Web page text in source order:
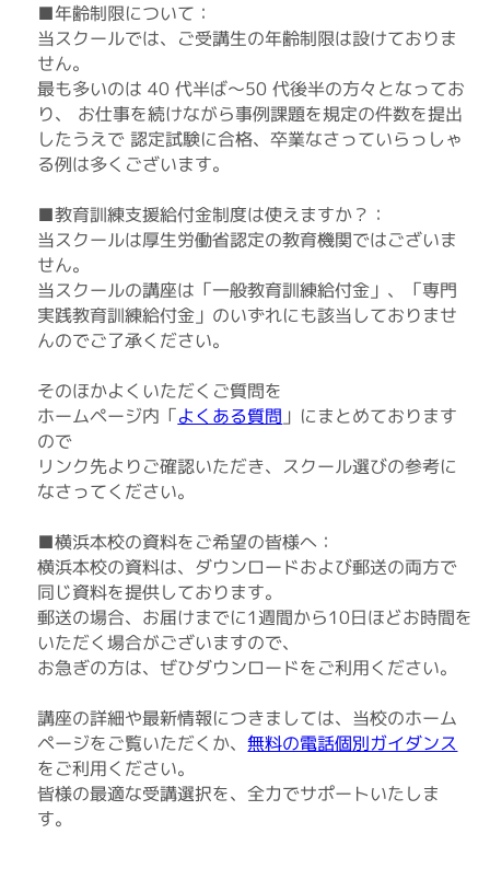
■年齢制限について：
当スクールでは、ご受講生の年齢制限は設けておりま
せん。
最も多いのは 40 代半ば～50 代後半の方々となってお
り、 お仕事を続けながら事例課題を規定の件数を提出
したうえで 認定試験に合格、卒業なさっていらっしゃ
る例は多くございます。
■教育訓練支援給付金制度は使えますか？：
当スクールは厚生労働省認定の教育機関ではございま
せん。
当スクールの講座は「一般教育訓練給付金」、「専門
実践教育訓練給付金」のいずれにも該当しておりませ
んのでご了承ください。
そのほかよくいただくご質問を
ホームページ内「よくある質問 」にまとめております
ので
リンク先よりご確認いただき、スクール選びの参考に
なさってください。
■横浜本校の資料をご希望の皆様へ：
横浜本校の資料は、ダウンロードおよび郵送の両方で
同じ資料を提供しております。
郵送の場合、お届けまでに1週間から10日ほどお時間を
いただく場合がございますので、
お急ぎの方は、ぜひダウンロードをご利用ください。
講座の詳細や最新情報につきましては、当校のホーム
ページをご覧いただくか、無料の電話個別ガイダンス
をご利用ください。
皆様の最適な受講選択を、全力でサポートいたしま
す。